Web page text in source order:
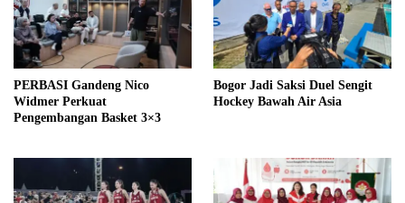
PERBASI Gandeng Nico
Widmer Perkuat
Pengembangan Basket 3×3
Bogor Jadi Saksi Duel Sengit
Hockey Bawah Air Asia